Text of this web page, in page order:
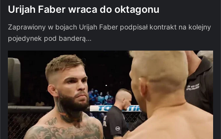
Urijah Faber wraca do oktagonu
Zaprawiony w bojach Urijah Faber podpisał kontrakt na kolejny
pojedynek pod banderą…